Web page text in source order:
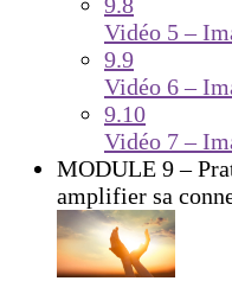
9.8
Vidéo 5 –
9.9
Vidéo 6 –
9.10
Vidéo 7 –
MODULE 9 –
amplifier sa